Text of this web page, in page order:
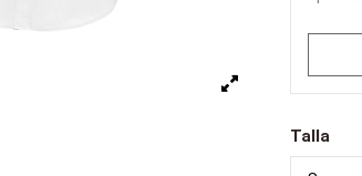
Talla